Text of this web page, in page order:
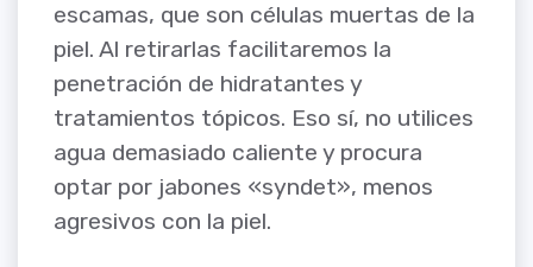
escamas, que son células muertas de la
piel. Al retirarlas facilitaremos la
penetración de hidratantes y
tratamientos tópicos. Eso sí, no utilices
agua demasiado caliente y procura
optar por jabones «syndet», menos
agresivos con la piel.